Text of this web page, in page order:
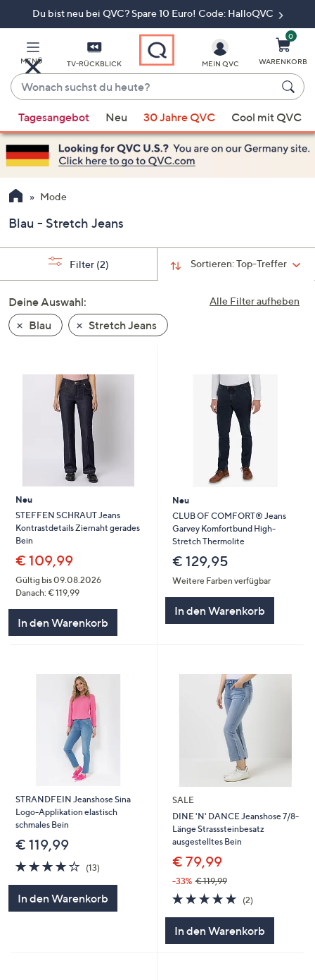
Du bist neu bei QVC? Spare 10 Euro! Code: HalloQVC
MENÜ TV-RÜCKBLICK
Wonach
suchst
du
heute?
Vorschläge
verfügbar
sind,
verwenden
Sie
Pfeiltasten
nach
und
nach
unten
oder
um
diese
anzuzeigen.
MEIN QVC
0
WARENKORB
Tagesangebot Neu 30 Jahre QVC Cool mit QVC
Mode
Blau - Stretch Jeans
Sortieren:Top-Treffer
Filter (2)
Alle Filter aufheben
Deine Auswahl:
Blau
Stretch Jeans
Neu
STEFFEN SCHRAUT Jeans
Kontrastdetails Ziernaht gerades
Bein
€ 109,99
Gültig bis 09.08.2026
Danach: € 119,99
In den Warenkorb
Neu
CLUB OF COMFORT® Jeans
Garvey Komfortbund High-
Stretch Thermolite
€ 129,95
Weitere Farben verfügbar
In den Warenkorb
STRANDFEIN Jeanshose Sina
Logo-Applikation elastisch
schmales Bein
€ 119,99
4.0
von
(13)13
In den Warenkorb
SALE
DINE 'N' DANCE Jeanshose 7/8-
Länge Strasssteinbesatz
ausgestelltes Bein
€ 79,99
-33% € 119,99
5.0
von
(2)2
In den Warenkorb